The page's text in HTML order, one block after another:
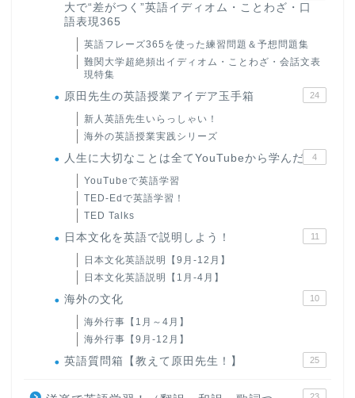
大で“差がつく”英語イディオム・ことわざ・口
語表現365
英語フレーズ365を使った練習問題＆予想問題集
難関大学超絶頻出イディオム・ことわざ・会話文表
現特集
原田先生の英語授業アイデア玉手箱 24
新人英語先生いらっしゃい！
海外の英語授業実践シリーズ
人生に大切なことは全てYouTubeから学んだ 4
YouTubeで英語学習
TED-Edで英語学習！
TED Talks
日本文化を英語で説明しよう！ 11
日本文化英語説明【9月-12月】
日本文化英語説明【1月-4月】
海外の文化 10
海外行事【1月～4月】
海外行事【9月-12月】
英語質問箱【教えて原田先生！】 25